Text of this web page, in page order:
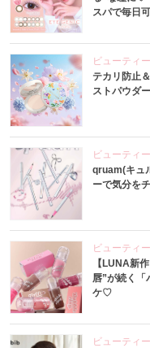
スパで毎日
ビューティー
テカリ防止
ストパウダ
ビューティー
qruam(キュ
ーで気分を
ビューティー
【LUNA新
唇”が続く「
ケ♡
ビューティー